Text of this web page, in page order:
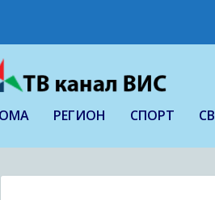
РЕГИОН СПОРТ